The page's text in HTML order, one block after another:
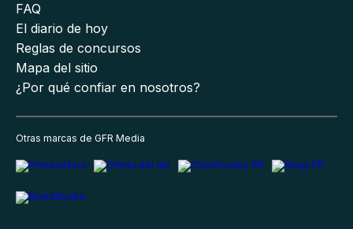
FAQ
El diario de hoy
Reglas de concursos
Mapa del sitio
¿Por qué confiar en nosotros?
Otras marcas de GFR Media